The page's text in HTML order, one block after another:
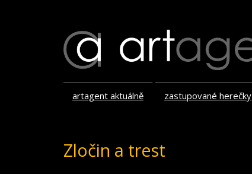
artagent aktuálně zastupované herečky
Zločin a trest